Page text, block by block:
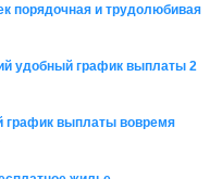
порядочная и трудолюбивая
удобный график выплаты 2
график выплаты вовремя